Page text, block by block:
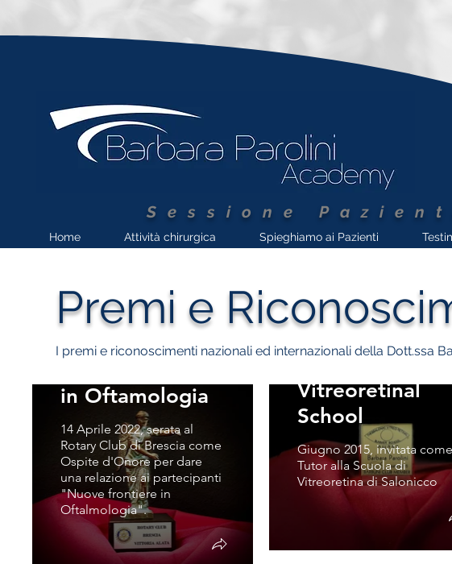
Sessione
Home Attività chirurgica Spieghiamo ai Pazienti
Premi e
I premi e riconoscimenti nazionali ed internazionali della Dott.ssa
in Oftamologia
14 Aprile 2022, serata al
Rotary Club di Brescia come
Ospite d'Onore per dare
una relazione ai partecipanti
"Nuove frontiere in
Oftalmologia".
Thessaloniki
Vitreoretinal
School
Giugno 2015, invitata come
Tutor alla Scuola di
Vitreoretina di Salonicco